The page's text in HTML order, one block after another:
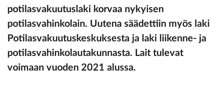
potilasvakuutuslaki korvaa nykyisen
potilasvahinkolain. Uutena säädettiin myös laki
Potilasvakuutuskeskuksesta ja laki liikenne- ja
potilasvahinkolautakunnasta. Lait tulevat
voimaan vuoden 2021 alussa.